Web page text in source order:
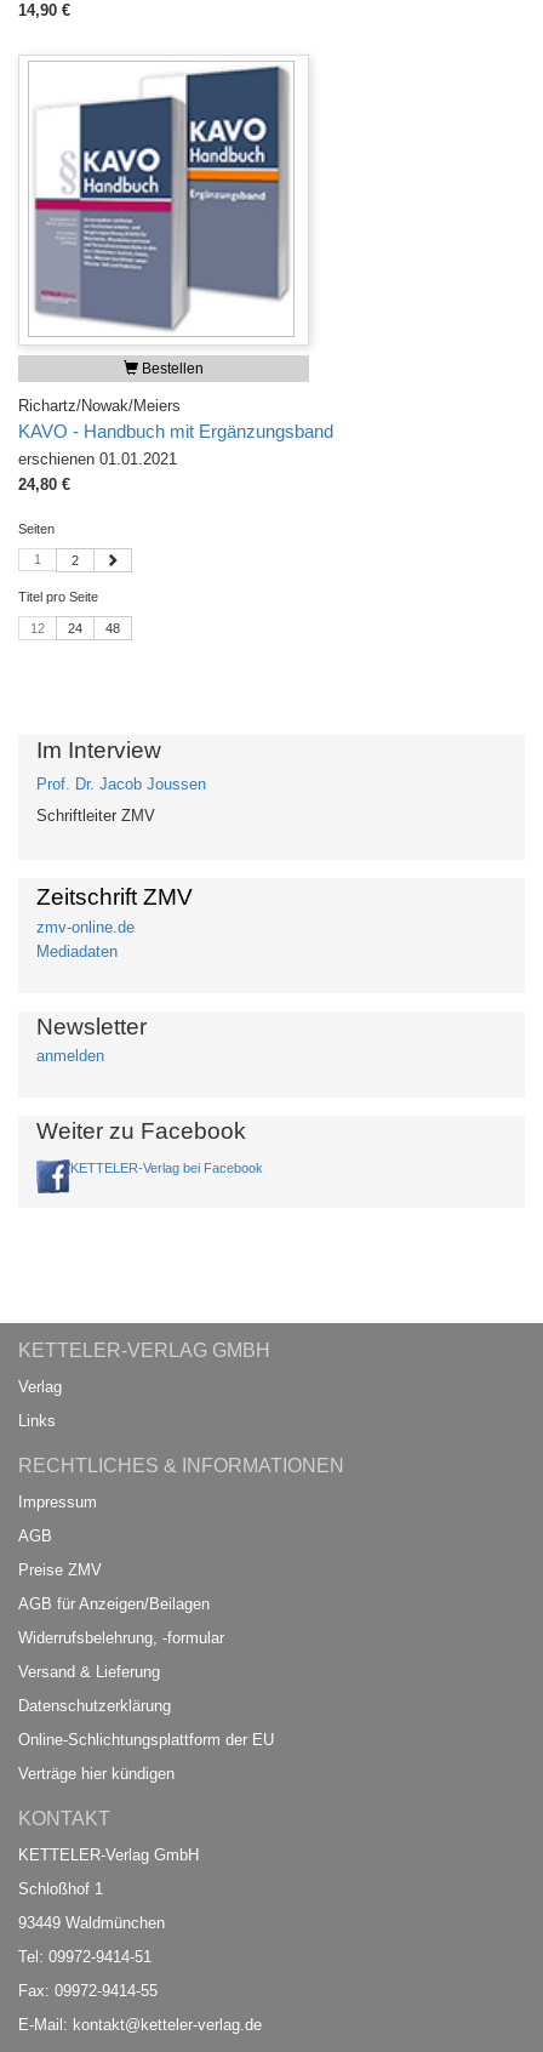
14,90 €
Bestellen
Richartz/Nowak/Meiers
KAVO - Handbuch mit Ergänzungsband
erschienen 01.01.2021
24,80 €
Seiten
1 2
Titel pro Seite
12 24 48
Im Interview
Prof. Dr. Jacob Joussen
Schriftleiter ZMV
Zeitschrift ZMV
zmv-online.de
Mediadaten
Newsletter
anmelden
Weiter zu Facebook
KETTELER-Verlag bei Facebook
KETTELER-VERLAG GMBH
Verlag
Links
RECHTLICHES & INFORMATIONEN
Impressum
AGB
Preise ZMV
AGB für Anzeigen/Beilagen
Widerrufsbelehrung, -formular
Versand & Lieferung
Datenschutzerklärung
Online-Schlichtungsplattform der EU
Verträge hier kündigen
KONTAKT
KETTELER-Verlag GmbH
Schloßhof 1
93449 Waldmünchen
Tel: 09972-9414-51
Fax: 09972-9414-55
E-Mail: kontakt@ketteler-verlag.de